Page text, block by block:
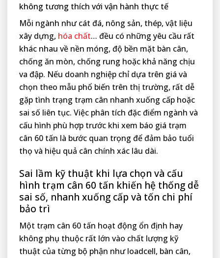
không tương thích với vận hành thực tế
Mỗi ngành như cát đá, nông sản, thép, vật liệu
xây dựng, hóa chất… đều có những yêu cầu rất
khác nhau về nền móng, độ bền mặt bàn cân,
chống ăn mòn, chống rung hoặc khả năng chịu
va đập. Nếu doanh nghiệp chỉ dựa trên giá và
chọn theo mẫu phổ biến trên thị trường, rất dễ
gặp tình trạng trạm cân nhanh xuống cấp hoặc
sai số liên tục. Việc phân tích đặc điểm ngành và
cấu hình phù hợp trước khi xem báo giá trạm
cân 60 tấn là bước quan trọng để đảm bảo tuổi
thọ và hiệu quả cân chính xác lâu dài.
Sai lầm kỹ thuật khi lựa chọn và cấu
hình trạm cân 60 tấn khiến hệ thống dễ
sai số, nhanh xuống cấp và tốn chi phí
bảo trì
Một trạm cân 60 tấn hoạt động ổn định hay
không phụ thuộc rất lớn vào chất lượng kỹ
thuật của từng bộ phận như loadcell, bàn cân,